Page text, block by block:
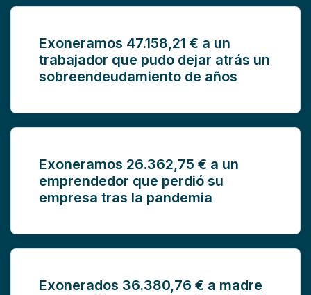
Exoneramos 47.158,21 € a un
trabajador que pudo dejar atrás un
sobreendeudamiento de años
Exoneramos 26.362,75 € a un
emprendedor que perdió su
empresa tras la pandemia
Exonerados 36.380,76 € a madre